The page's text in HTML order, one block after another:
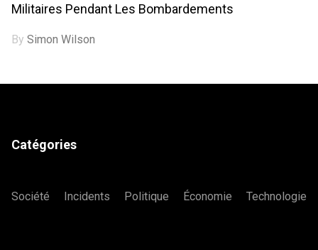
Militaires Pendant Les Bombardements
BySimon Wilson
Catégories
Société Incidents Politique Économie Technologie